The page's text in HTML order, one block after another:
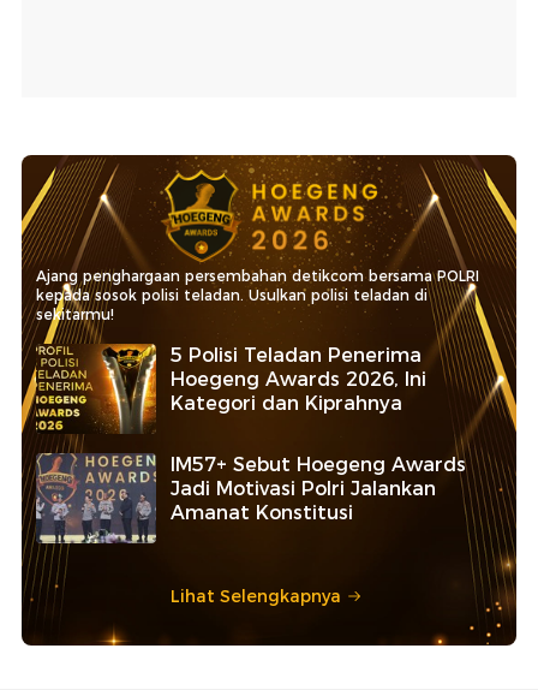
Ajang penghargaan persembahan detikcom bersama POLRI
kepada sosok polisi teladan. Usulkan polisi teladan di
sekitarmu!
5 Polisi Teladan Penerima
Hoegeng Awards 2026, Ini
Kategori dan Kiprahnya
IM57+ Sebut Hoegeng Awards
Jadi Motivasi Polri Jalankan
Amanat Konstitusi
Lihat Selengkapnya